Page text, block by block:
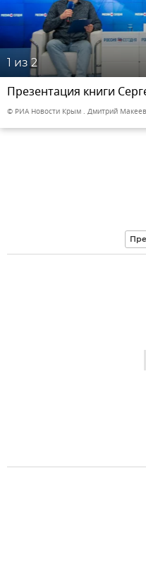
1 из 2
Презентация книги
© РИА Новости Крым . Дмитрий Макеев